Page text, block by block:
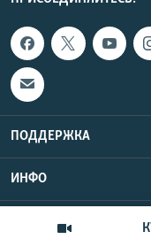
ПОДДЕРЖКА
ИНФО
Copyright
UTC+3